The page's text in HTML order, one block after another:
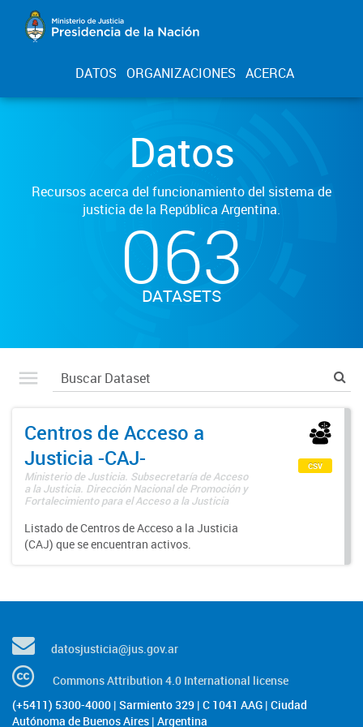
DATOS ORGANIZACIONES ACERCA
Datos
Recursos acerca del funcionamiento del sistema de
justicia de la República Argentina.
063
DATASETS
Centros de Acceso a
Justicia -CAJ-
Ministerio de Justicia. Subsecretaría de Acceso
a la Justicia. Dirección Nacional de Promoción y
Fortalecimiento para el Acceso a la Justicia
Listado de Centros de Acceso a la Justicia
(CAJ) que se encuentran activos.
csv
datosjusticia@jus.gov.ar
Commons Attribution 4.0 International license
(+5411) 5300-4000 | Sarmiento 329 | C 1041 AAG | Ciudad
Autónoma de Buenos Aires | Argentina